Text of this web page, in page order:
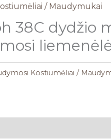
/ Maudymukai
38C dydžio
Kostiumėliai /